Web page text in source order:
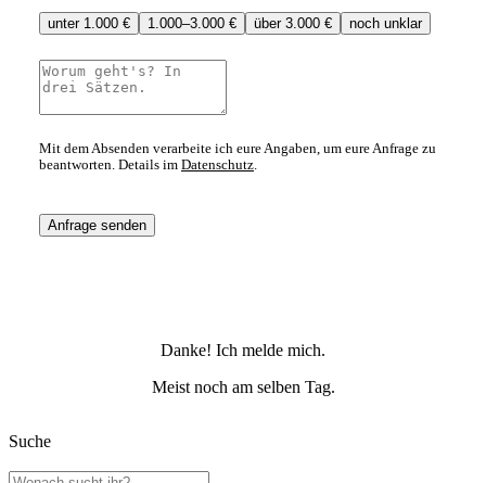
unter 1.000 € 1.000–3.000 € über 3.000 € noch unklar
Mit dem Absenden verarbeite ich eure Angaben, um eure Anfrage zu
beantworten. Details im Datenschutz
Anfrage senden
Danke! Ich melde mich.
Meist noch am selben Tag.
Suche